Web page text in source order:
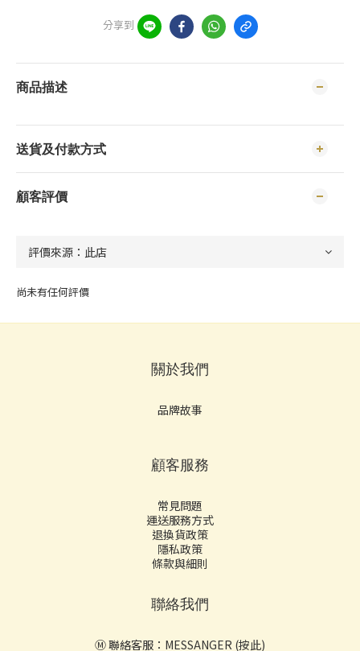
分享到
商品描述
送貨及付款方式
顧客評價
尚未有任何評價
關於我們
品牌故事
顧客服務
常見問題
運送服務方式
退換貨政策
隱私政策
條款與細則
聯絡我們
Ⓜ️ 聯絡客服： MESSANGER (按此)